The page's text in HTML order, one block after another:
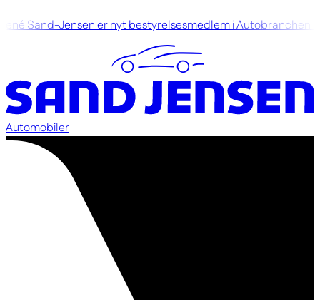
Sand-Jensen er nyt bestyrelsesmedlem i Autobranchen
Automobiler